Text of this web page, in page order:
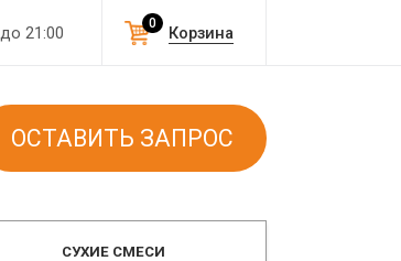
21:00 Корзина
0
ОСТАВИТЬ ЗАПРОС
СУХИЕ СМЕСИ